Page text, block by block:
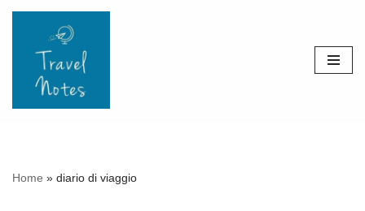
content
Home » diario di viaggio